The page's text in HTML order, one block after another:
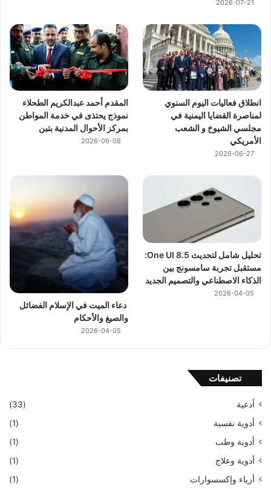
2026-07-21
انطلاق فعاليات اليوم السنوي
لمناصرة القضايا اليمنية في
مجلسي الشيوخ و الشعب
الأمريكي
2026-06-27
المقدم أحمد عبدالكريم الطحلاء
نموذج يحتذى في خدمة المواطن
بمركز الأحوال المدنية بتبن
2026-06-08
تحليل شامل لتحديث One UI 8.5:
مستقبل تجربة سامسونج بين
الذكاء الاصطناعي والتصميم الجديد
2026-04-05
دعاء الميت في الإسلام الفضائل
والصيغ والأحكام
2026-04-05
تصنيفات
أدعية
(33)
أدوية نفسية
(1)
أدوية وطب
(1)
أدوية وعلاج
(1)
أزياء وإكسسوارات
(1)